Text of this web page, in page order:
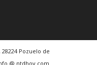
28224 Pozuelo de
@ ntdhoy.com